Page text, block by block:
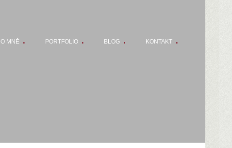
O MNĚ PORTFOLIO BLOG KONTAKT